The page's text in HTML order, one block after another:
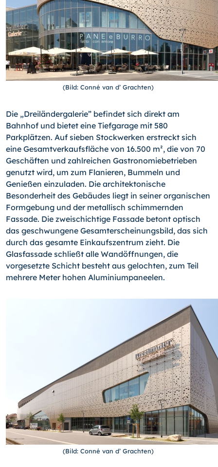
(Bild: Conné van d’ Grachten)
Die „Dreiländergalerie” befindet sich direkt am
Bahnhof und bietet eine Tiefgarage mit 580
Parkplätzen. Auf sieben Stockwerken erstreckt sich
eine Gesamtverkaufsfläche von 16.500 m², die von 70
Geschäften und zahlreichen Gastronomiebetrieben
genutzt wird, um zum Flanieren, Bummeln und
Genießen einzuladen. Die architektonische
Besonderheit des Gebäudes liegt in seiner organischen
Formgebung und der metallisch schimmernden
Fassade. Die zweischichtige Fassade betont optisch
das geschwungene Gesamt­erscheinungs­bild, das sich
durch das gesamte Einkaufszentrum zieht. Die
Glasfassade schließt alle Wandöffnungen, die
vorgesetzte Schicht besteht aus gelochten, zum Teil
mehrere Meter hohen Aluminiumpaneelen.
(Bild: Conné van d’ Grachten)